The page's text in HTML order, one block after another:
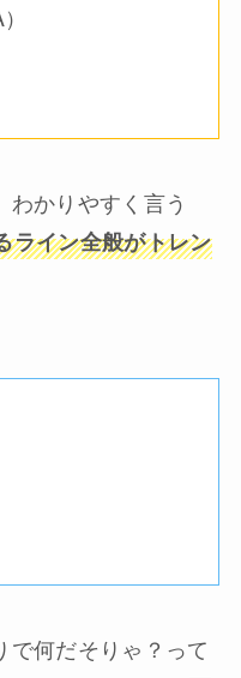
かりやすく言う
ライン全般がトレン
で何だそりゃ？って